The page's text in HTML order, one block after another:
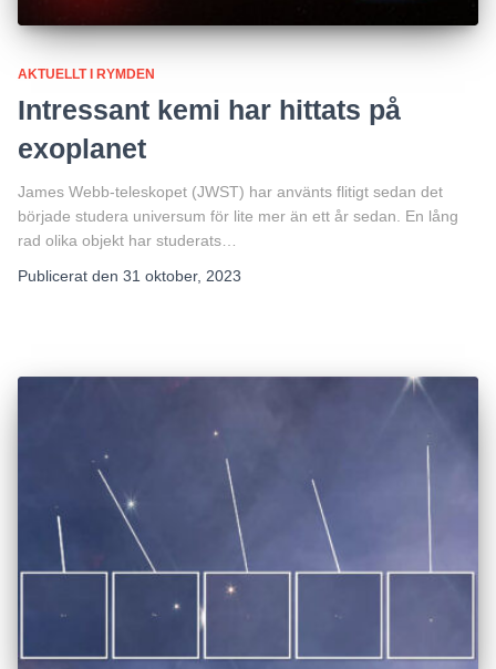
AKTUELLT I RYMDEN
Intressant kemi har hittats på
exoplanet
James Webb-teleskopet (JWST) har använts flitigt sedan det
började studera universum för lite mer än ett år sedan. En lång
rad olika objekt har studerats…
Publicerat den 31 oktober, 2023